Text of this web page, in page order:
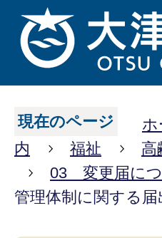
現在のページ ホ
内
福祉 高
03 変更届に
管理体制に関する届